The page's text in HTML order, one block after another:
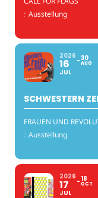
: Ausstellung
2026
16
JUL
30
AUG
SCHWESTERN
FRAUEN UND
: Ausstellung
2026
17
JUL
18
OCT